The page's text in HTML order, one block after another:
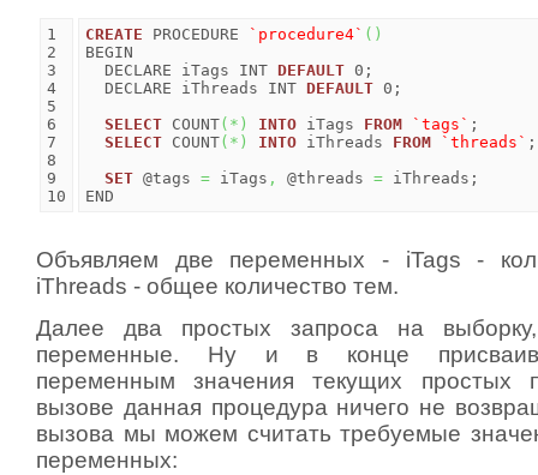
1
2
3
4
5
6
7
8
9
CREATE PROCEDURE `procedure4` ( )
BEGIN
  DECLARE iTags INT
DEFAULT 0;
  DECLARE iThreads INT
DEFAULT 0;
SELECT COUNT( * ) INTO iTags FROM `tags` ;
SELECT COUNT( * ) INTO iThreads FROM `threads` ;
SET @tags = iTags , @threads = iThreads;
END
Объявляем две переменных - iTags -
iThreads - общее количество тем.
Далее два простых запроса на
переменные. Ну и в конце
переменным значения текущих простых
вызове данная процедура ничего не
вызова мы можем считать требуемые
переменных: